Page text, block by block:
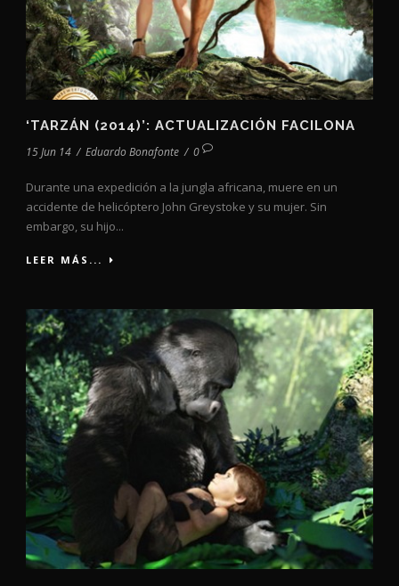
‘TARZÁN (2014)’: ACTUALIZACIÓN FACILONA
15 Jun 14 / Eduardo Bonafonte / 0
Durante una expedición a la jungla africana, muere en un
accidente de helicóptero John Greystoke y su mujer. Sin
embargo, su hijo...
LEER MÁS...